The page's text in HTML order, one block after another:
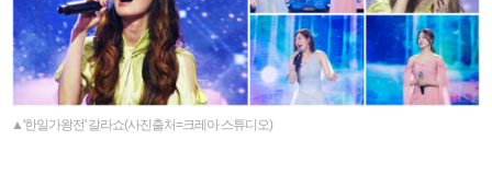
▲'한일가왕전' 갈라쇼(사진출처=크레아 스튜디오)